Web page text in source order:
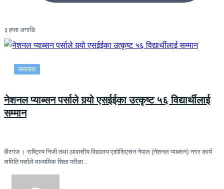
३ हप्ता अगाडि
समाचार
नेशनल प्याब्सन पर्साले गर्‍यो एसईईका उत्कृष्ट ५६ विद्यार्थीलाई
सम्मान
वीरगंज । राष्ट्रिय निजी तथा आवासीय विद्यालय एशोसिएसन नेपाल (नेशनल प्याब्सन) नगर कार्य
समिति पर्साले माध्यमिक शिक्षा परीक्षा…